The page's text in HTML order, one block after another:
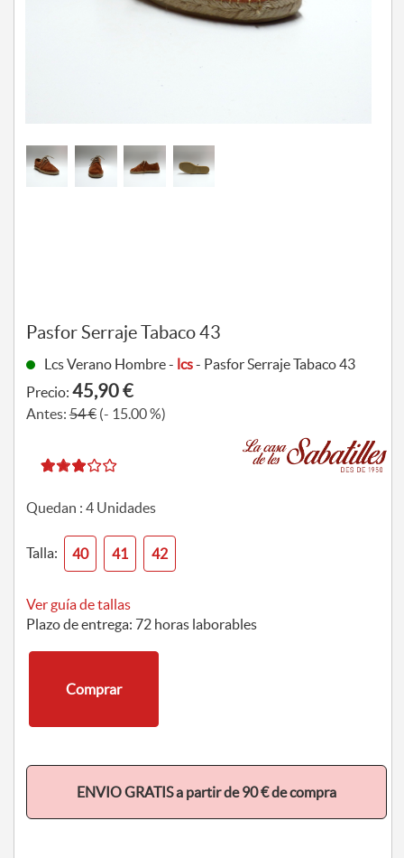
Pasfor Serraje Tabaco 43
Lcs Verano Hombre - lcs- Pasfor Serraje Tabaco 43
Precio: 45,90 €
Antes:54 €(- 15.00 %)
Quedan : 4Unidades
Talla: 40 41 42
Ver guía de tallas
Plazo de entrega: 72 horas laborables
Comprar
ENVIO GRATIS a partir de 90 € de compra